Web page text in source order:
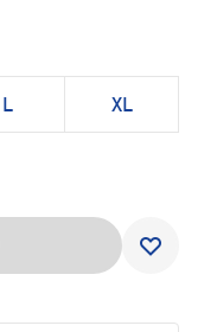
L XL